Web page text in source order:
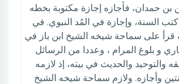
بن حمدان، فأجازه إجازة مكتوبة بخطه
السنة، وإجازة في المُد النبوي. في
قرأ على سماحة شيخه الشيخ ابن باز في
و بلوغ المرام ، وعددا من الرسائل
والتوحيد والحديث في بيته، إذ لازمه
وأجازه. ولازم سماحة شيخه الشيخ